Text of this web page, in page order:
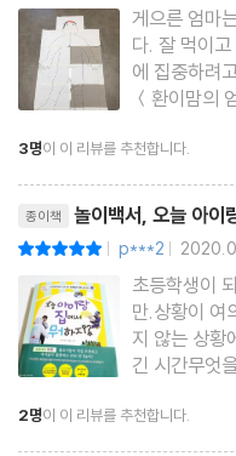
우리 가족 미용실 놀이
꼬마 소방관 체험
고슴도치 물풍선 터트리기
*콕!PLAY 엄마 아빠 어린
궁금한 게 잔뜩 생겼어요!
Part3. 과학 놀이
물과 불에 드러나는 비밀 편
게으른 엄마
다. 잘 먹이
에 집중하려
＜환이맘의
로도 너무
거의 다 해 본
정한 아빠가
3명이 이 리뷰를 추천합니다.
종이책 놀이백서, 오늘 아이
| p***2 |
초등학생이
만.상황이 여
지 않는 상황
긴 시간무엇
를 하나씩
등등의 이유
2명이 이 리뷰를 추천합니다.